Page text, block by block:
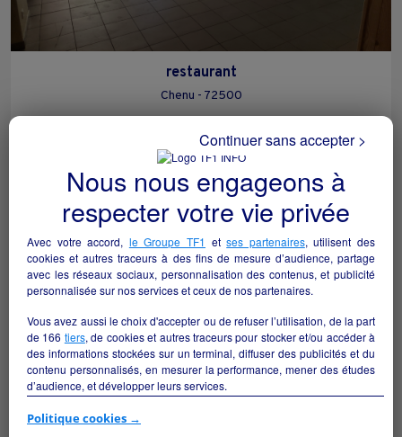
restaurant
Chenu - 72500
Hôtellerie et restauration particulier
Nous nous engageons à
respecter votre vie privée
Avec votre accord, le Groupe TF1 etses partenaires, utilisent des
cookies et autres traceurs à des fins de mesure d’audience, partage
avec les réseaux sociaux, personnalisation des contenus, et publicité
personnalisée sur nos services et ceux de nos partenaires.
Vous avez aussi le choix d'accepter ou de refuser l’utilisation, de la part
de 166 tiers, de cookies et autres traceurs pour stocker et/ou accéder à
des informations stockées sur un terminal, diffuser des publicités et du
contenu personnalisés, en mesurer la performance, mener des études
d’audience, et développer leurs services.
Si vous continuez sans accepter, les fonctionnalités liées à la
Politique cookies →
Continuer sans accepter >